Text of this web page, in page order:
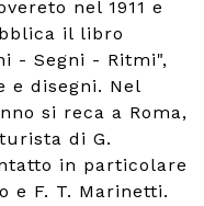
nel 1911 e
il libro
- Segni - Ritmi",
e disegni. Nel
si reca a Roma,
di G.
in particolare
e F. T. Marinetti.